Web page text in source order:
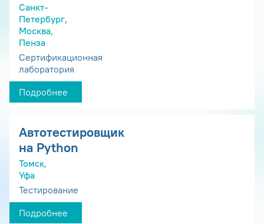
Санкт-
Петербург,
Москва,
Пенза
Сертификационная
лаборатория
Подробнее
Автотестировщик
на Python
Томск,
Уфа
Тестирование
Подробнее